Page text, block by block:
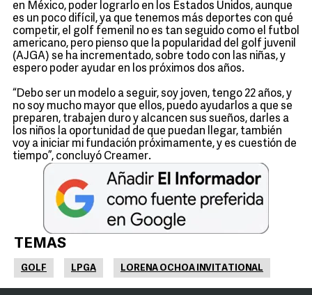
en México, poder lograrlo en los Estados Unidos, aunque
es un poco difícil, ya que tenemos más deportes con qué
competir, el golf femenil no es tan seguido como el futbol
americano, pero pienso que la popularidad del golf juvenil
(AJGA) se ha incrementado, sobre todo con las niñas, y
espero poder ayudar en los próximos dos años.
“Debo ser un modelo a seguir, soy joven, tengo 22 años, y
no soy mucho mayor que ellos, puedo ayudarlos a que se
preparen, trabajen duro y alcancen sus sueños, darles a
los niños la oportunidad de que puedan llegar, también
voy a iniciar mi fundación próximamente, y es cuestión de
tiempo”, concluyó Creamer.
TEMAS
GOLF LPGA LORENA OCHOA INVITATIONAL